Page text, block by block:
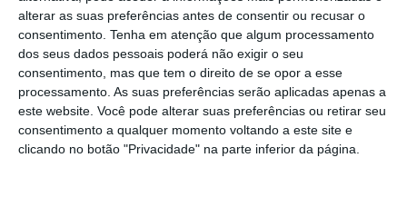
alterar as suas preferências antes de consentir ou recusar o
consentimento. Tenha em atenção que algum processamento
dos seus dados pessoais poderá não exigir o seu
consentimento, mas que tem o direito de se opor a esse
processamento. As suas preferências serão aplicadas apenas a
este website. Você pode alterar suas preferências ou retirar seu
consentimento a qualquer momento voltando a este site e
clicando no botão "Privacidade" na parte inferior da página.
assistência e outras infraestruturas
desnecessárias, ter serviços públicos pouco
eficientes, um número elevado de funcionários
públicos, negócios estranhos na Caixa, no BES e
outros bancos, e tudo isto, e muito mais, numa
economia que há 15 anos que está ou estagnada
ou em recessão “.